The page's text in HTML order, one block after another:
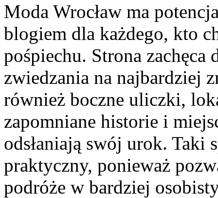
Moda Wrocław ma
blogiem dla każdego, kto
pośpiechu. Strona
zwiedzania na najbardziej
również boczne uliczki,
zapomniane historie i
odsłaniają swój urok. Taki
praktyczny, ponieważ
podróże w bardziej